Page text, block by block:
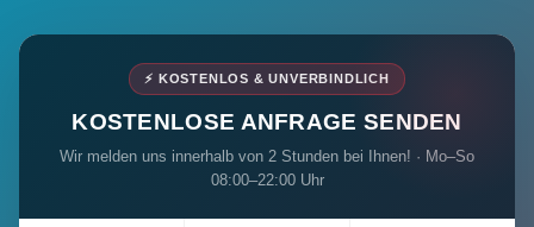
⚡ KOSTENLOS & UNVERBINDLICH
KOSTENLOSE ANFRAGE SENDEN
Wir melden uns innerhalb von 2 Stunden bei Ihnen! · Mo–So
08:00–22:00 Uhr